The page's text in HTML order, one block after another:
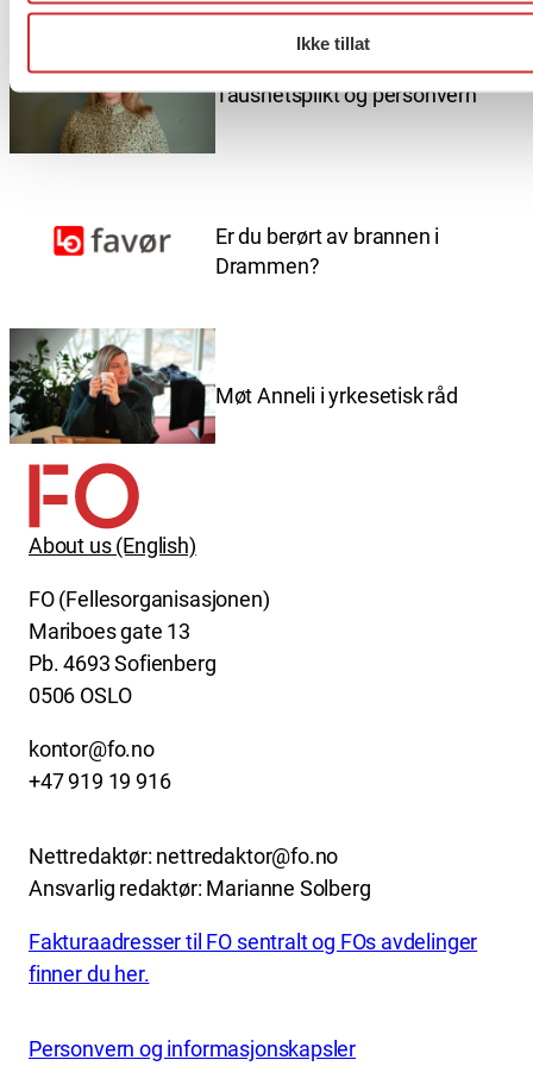
Ikke tillat
Taushetsplikt og personvern
Er du berørt av brannen i
Drammen?
Møt Anneli i yrkesetisk råd
About us (English)
FO (Fellesorganisasjonen)
Mariboes gate 13
Pb. 4693 Sofienberg
0506 OSLO
kontor@fo.no
+47 919 19 916
Nettredaktør: nettredaktor@fo.no
Ansvarlig redaktør: Marianne Solberg
Fakturaadresser til FO sentralt og FOs avdelinger
finner du her.
Personvern og informasjonskapsler